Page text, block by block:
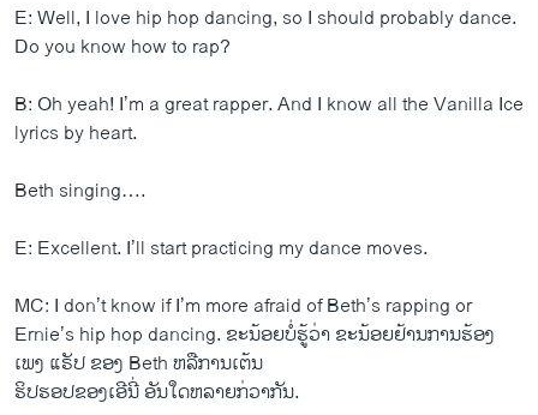
E: Well, I love hip hop dancing, so I should probably dance.
Do you know how to rap?
B: Oh yeah! I’m a great rapper. And I know all the Vanilla Ice
lyrics by heart.
Beth singing….
E: Excellent. I’ll start practicing my dance moves.
MC: I don’t know if I’m more afraid of Beth’s rapping or
Ernie’s hip hop dancing. ຂະ​ນ້ອຍ​ບໍ່​ຮູ້​ວ່າ ຂະ​ນ້ອຍ​ຢ້ານ​ການ​ຮ້ອງ​
ເພງ ​ແຣັ​ປ ຂອງ Beth ຫລື​ການ​ເຕ້ນ
​ຮິ​ປຮອປຂອງ​ເອີ​ນີ່ ອັນ​ໃດ​ຫລາຍ​ກ່ວາ​ກັນ.